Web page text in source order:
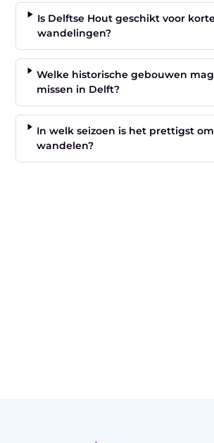
Is Delftse Hout geschikt voor
wandelingen?
Welke historische gebouwen
missen in Delft?
In welk seizoen is het prettigst
wandelen?